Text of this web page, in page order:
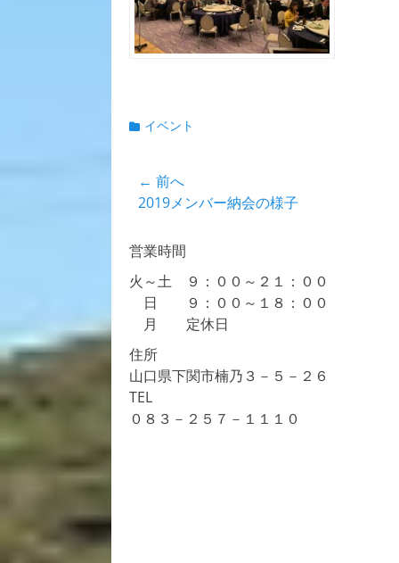
カ
ー
イベント
投
稿
ナ
ビ
ゲ
ー
シ
ョ
ン
← 前へ
前
投
2019メンバー納会の様子
営業時間
火～土 ９：００～２１：００
日 ９：００～１８：００
月 定休日
住所
山口県下関市楠乃３－５－２６
TEL
０８３－２５７－１１１０